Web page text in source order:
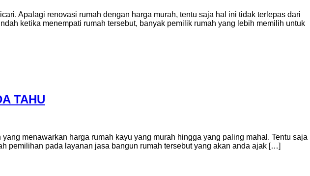
Apalagi renovasi rumah dengan harga murah, tentu saja hal ini tidak terlepas dari
ketika menempati rumah tersebut, banyak pemilik rumah yang lebih memilih untuk
TAHU
menawarkan harga rumah kayu yang murah hingga yang paling mahal. Tentu saja
pemilihan pada layanan jasa bangun rumah tersebut yang akan anda ajak […]